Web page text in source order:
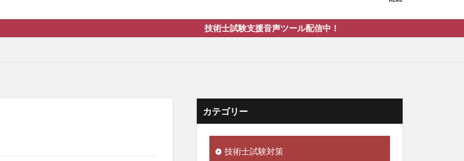
技術士試験支援音声ツール配信中！
カテゴリー
技術士試験対策